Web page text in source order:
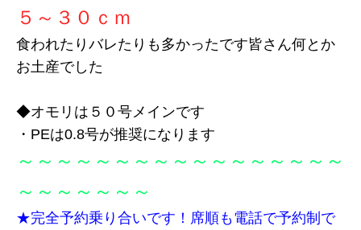
５～３０ｃｍ
食われたりバレたりも多かったです皆さん何とか
お土産でした
◆オモリは５０号メインです
・PEは0.8号が推奨になります
～～～～～～～～～～～～～～～～～
～～～～～～～
★完全予約乗り合いです！席順も電話で予約制で